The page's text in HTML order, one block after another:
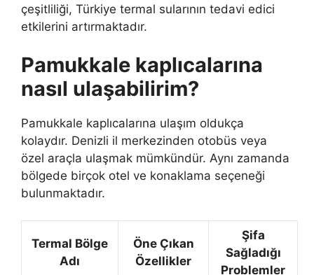
çeşitliliği, Türkiye termal sularının tedavi edici
etkilerini artırmaktadır.
Pamukkale kaplıcalarına
nasıl ulaşabilirim?
Pamukkale kaplıcalarına ulaşım oldukça
kolaydır. Denizli il merkezinden otobüs veya
özel araçla ulaşmak mümkündür. Aynı zamanda
bölgede birçok otel ve konaklama seçeneği
bulunmaktadır.
Termal Bölge
Adı
Öne Çıkan
Özellikler
Şifa
Sağladığı
Problemler